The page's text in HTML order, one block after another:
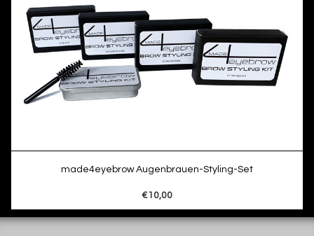
made4eyebrow Augenbrauen-Styling-Set
€10,00